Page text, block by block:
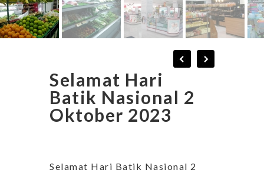
Selamat Hari
Batik Nasional 2
Oktober 2023
Selamat Hari Batik Nasional 2